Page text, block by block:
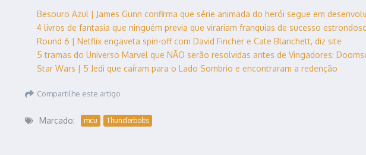
Besouro Azul | James Gunn confirma que série animada do herói segue em
4 livros de fantasia que ninguém previa que virariam franquias de sucesso
Round 6 | Netflix engaveta spin-off com David Fincher e Cate Blanchett, diz site
5 tramas do Universo Marvel que NÃO serão resolvidas antes de Vingadores:
Star Wars | 5 Jedi que caíram para o Lado Sombrio e encontraram a redenção
Compartilhe este artigo
Marcado: mcu Thunderbolts